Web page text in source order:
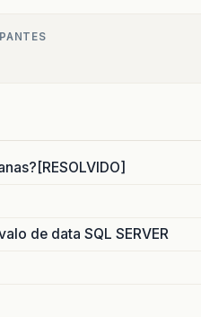
de data SQL SERVER